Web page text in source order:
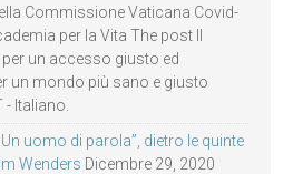
Commissione Vaticana Covid-
per la Vita The post Il
un accesso giusto ed
un mondo più sano e giusto
Italiano.
Un uomo di parola”, dietro le quinte
Wenders Dicembre 29, 2020